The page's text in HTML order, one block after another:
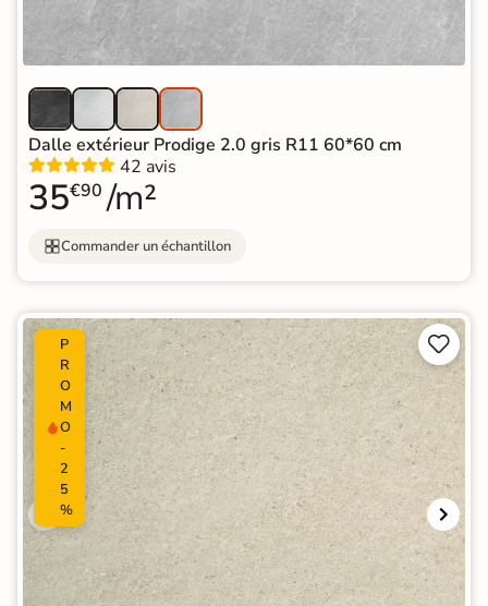
Dalle extérieur Prodige 2.0 gris R11 60*60 cm
42 avis
35€90 /m²
Commander un échantillon
P
R
O
M
O
-
2
5
%

